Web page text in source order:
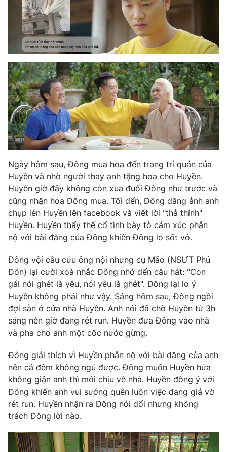
Ngày hôm sau, Đông mua hoa đến trang trí quán của
Huyền và nhờ người thay anh tặng hoa cho Huyền.
Huyền giờ đây không còn xua đuổi Đông như trước và
cũng nhận hoa Đông mua. Tối đến, Đông đăng ảnh anh
chụp lén Huyền lên facebook và viết lời "thả thính"
Huyền. Huyền thấy thế cố tình bày tỏ cảm xúc phẫn
nộ với bài đăng của Đông khiến Đông lo sốt vó.
Đông vội cầu cứu ông nội nhưng cụ Mão (NSƯT Phú
Đôn) lại cười xoà nhắc Đông nhớ đến câu hát: "Con
gái nói ghét là yêu, nói yêu là ghét". Đông lại lo ý
Huyền không phải như vậy. Sáng hôm sau, Đông ngồi
đợi sẵn ở cửa nhà Huyền. Anh nói đã chờ Huyền từ 3h
sáng nên giờ đang rét run. Huyền đưa Đông vào nhà
và pha cho anh một cốc nước gừng.
Đông giải thích vì Huyền phẫn nộ với bài đăng của anh
nên cả đêm không ngủ được. Đông muốn Huyền hứa
không giận anh thì mới chịu về nhà. Huyền đồng ý với
Đông khiến anh vui sướng quên luôn việc đang giả vờ
rét run. Huyền nhận ra Đông nói dối nhưng không
trách Đông lời nào.